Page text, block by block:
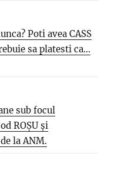
Poti avea CASS
sa platesti ca...
sub focul
ROȘU și
la ANM.
vin...